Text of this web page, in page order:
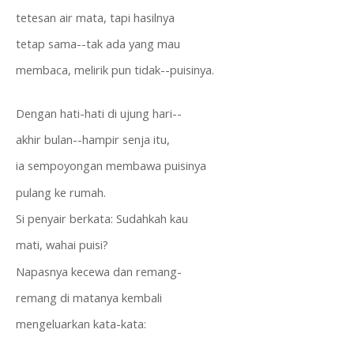
tetesan air mata, tapi hasilnya
tetap sama--tak ada yang mau
membaca, melirik pun tidak--puisinya.
Dengan hati-hati di ujung hari--
akhir bulan--hampir senja itu,
ia sempoyongan membawa puisinya
pulang ke rumah.
Si penyair berkata: Sudahkah kau
mati, wahai puisi?
Napasnya kecewa dan remang-
remang di matanya kembali
mengeluarkan kata-kata: